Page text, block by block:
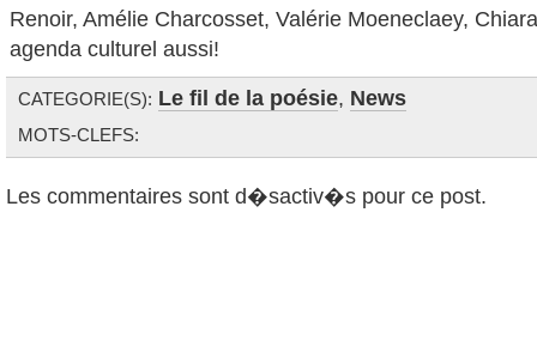
Renoir, Amélie Charcosset, Valérie Moeneclaey,
agenda culturel aussi!
CATEGORIE(S): Le fil de la poésie, News
MOTS-CLEFS:
Les commentaires sont d�sactiv�s pour ce post.